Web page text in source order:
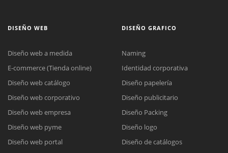
DISEÑO WEB
Diseño web a medida
E-commerce (Tienda online)
Diseño web catálogo
Diseño web corporativo
Diseño web empresa
Diseño web pyme
Diseño web portal
DISEÑO GRAFICO
Naming
Identidad corporativa
Diseño papelería
Diseño publicitario
Diseño Packing
Diseño logo
Diseño de catálogos